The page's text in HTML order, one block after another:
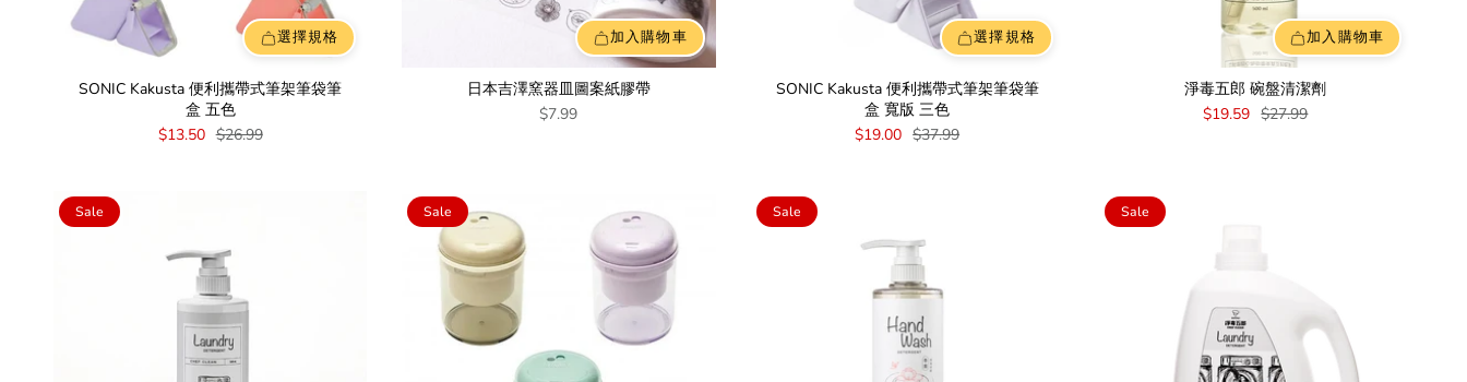
選擇規格
SONIC Kakusta 便利攜帶式筆架筆袋筆
盒 五色
$13.50 $26.99
加入購物車
日本吉澤窯器皿圖案紙膠帶
$7.99
選擇規格
SONIC Kakusta 便利攜帶式筆架筆袋筆
盒 寬版 三色
$19.00 $37.99
加入購物車
淨毒五郎 碗盤清潔劑
$19.59 $27.99
Sale Sale Sale Sale